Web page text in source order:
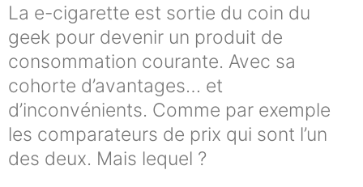
La e-cigarette est sortie du coin du
geek pour devenir un produit de
consommation courante. Avec sa
cohorte d’avantages… et
d’inconvénients. Comme par exemple
les comparateurs de prix qui sont l’un
des deux. Mais lequel ?